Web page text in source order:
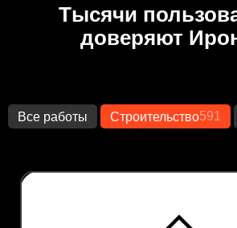
Тысячи
доверяют
Все работы Строительство591